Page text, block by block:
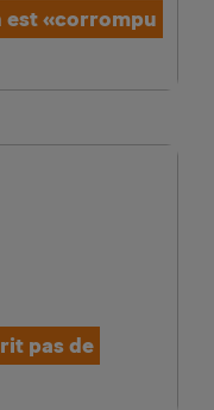
est «corrompu
pas de